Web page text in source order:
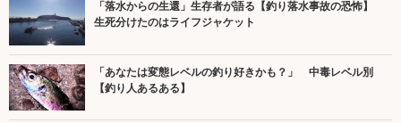
「落水からの生還」生存者が語る【釣り落水事故の恐怖】
生死分けたのはライフジャケット
「あなたは変態レベルの釣り好きかも？」 中毒レベル別
【釣り人あるある】